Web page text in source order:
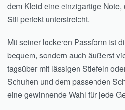
dem Kleid eine einzigartige
Stil perfekt unterstreicht.
Mit seiner lockeren Passform ist
bequem, sondern auch äußerst
tagsüber mit lässigen Stiefeln
Schuhen und dem passenden
eine gewinnende Wahl für jede